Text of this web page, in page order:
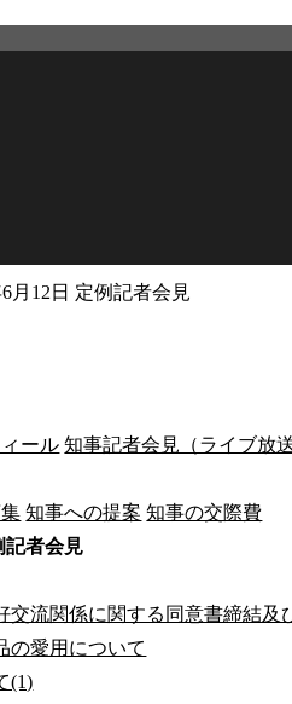
月12日 定例記者会見
ール 知事記者会見（ライブ放送
知事への提案 知事の交際費
記者会見
交流関係に関する同意書締結及
の愛用について
(1)